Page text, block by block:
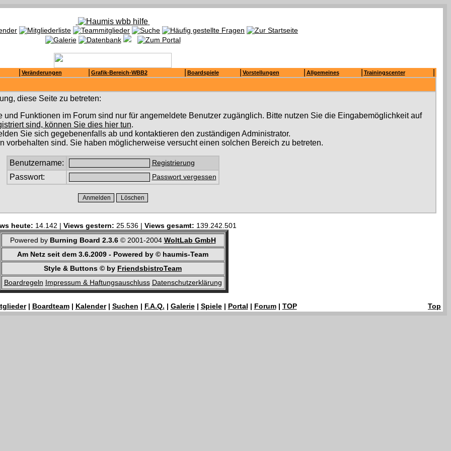
Veränderungen Grafik-Bereich-WBB2 Boardspiele Vorstellungen Allgemeines Trainingscenter
diese Seite zu betreten:
Funktionen im Forum sind nur für angemeldete Benutzer zugänglich. Bitte nutzen Sie die Eingabemöglichkeit auf
sind, können Sie dies hier tun.
Sie sich gegebenenfalls ab und kontaktieren den zuständigen Administrator.
vorbehalten sind. Sie haben möglicherweise versucht einen solchen Bereich zu betreten.
Benutzername: Registrierung
Passwort: Passwort vergessen
heute: 14.142 | Views gestern: 25.536 | Views gesamt: 139.242.501
Powered by Burning Board 2.3.6© 2001-2004 WoltLab GmbH
Am Netz seit dem 3.6.2009 - Powered by © haumis-Team
Style & Buttons © by FriendsbistroTeam
Boardregeln Impressum & Haftungsauschluss Datenschutzerklärung
| Boardteam| Kalender| Suchen | F.A.Q. | Galerie| Spiele| Portal | Forum| TOP Top